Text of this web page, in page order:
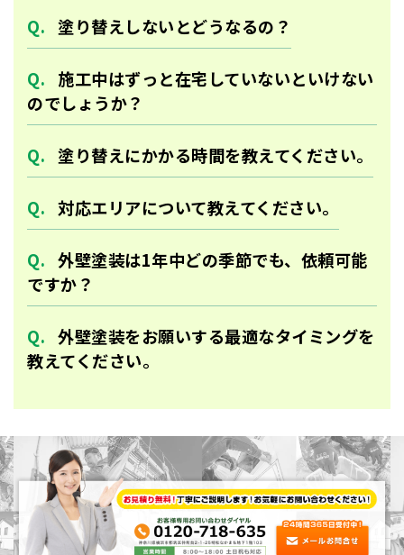
塗り替えしないとどうなるの？
施工中はずっと在宅していないといけない
のでしょうか？
塗り替えにかかる時間を教えてください。
対応エリアについて教えてください。
外壁塗装は1年中どの季節でも、依頼可能
ですか？
外壁塗装をお願いする最適なタイミングを
教えてください。